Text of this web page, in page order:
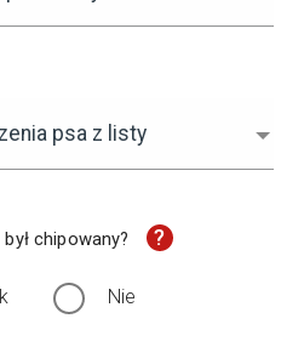
urodzenia psa z listy
chipowany? ?
Nie